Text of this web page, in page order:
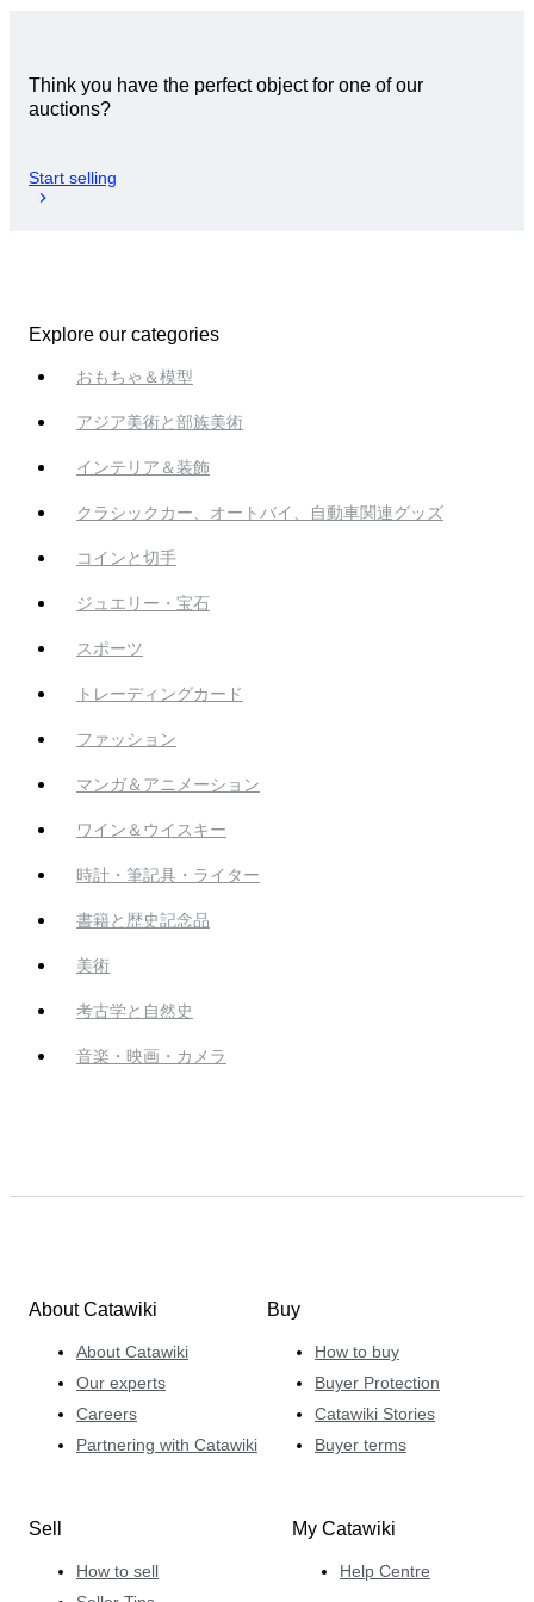
Think you have the perfect object for one of our
auctions?
Start selling
Explore our categories
おもちゃ＆模型
アジア美術と部族美術
インテリア＆装飾
クラシックカー、オートバイ、自動車関連グッズ
コインと切手
ジュエリー・宝石
スポーツ
トレーディングカード
ファッション
マンガ＆アニメーション
ワイン＆ウイスキー
時計・筆記具・ライター
書籍と歴史記念品
美術
考古学と自然史
音楽・映画・カメラ
About Catawiki
About Catawiki
Our experts
Careers
Partnering with Catawiki
Buy
How to buy
Buyer Protection
Catawiki Stories
Buyer terms
Sell
How to sell
My Catawiki
Help Centre